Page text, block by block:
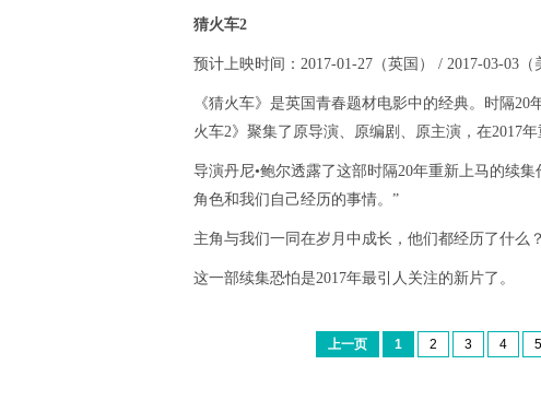
猜火车2
预计上映时间：2017-01-27（英国） / 2017-03-03（
《猜火车》是英国青春题材电影中的经典。时隔
火车2》聚集了原导演、原编剧、原主演，在2017
导演丹尼•鲍尔透露了这部时隔20年重新上马的续
角色和我们自己经历的事情。”
主角与我们一同在岁月中成长，他们都经历了什么？
这一部续集恐怕是2017年最引人关注的新片了。
上一页 1 2 3 4 5